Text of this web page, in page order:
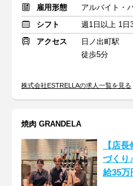
雇用形態
アルバイト・
シフト
週1日以上 1日
アクセス
日ノ出町駅
徒歩5分
株式会社ESTRELLAの求人一覧を見る
焼肉 GRANDELA
【店
づくり
給35万